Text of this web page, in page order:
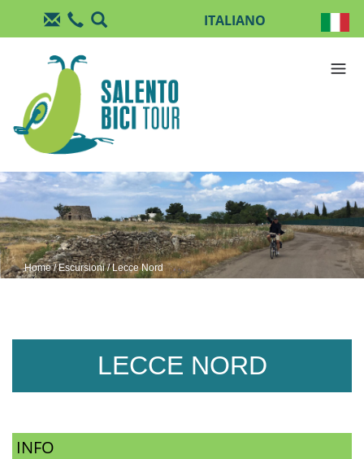
Salta al contenuto principale
Home/Escursioni/ Lecce Nord
LECCE NORD
INFO